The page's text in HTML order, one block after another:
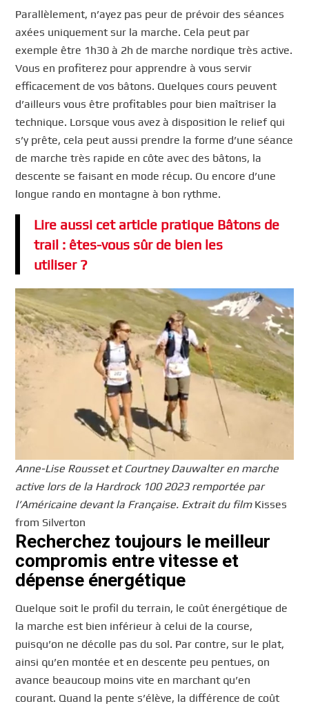
Parallèlement, n’ayez pas peur de prévoir des séances
axées uniquement sur la marche. Cela peut par
exemple être 1h30 à 2h de marche nordique très active.
Vous en profiterez pour apprendre à vous servir
efficacement de vos bâtons. Quelques cours peuvent
d’ailleurs vous être profitables pour bien maîtriser la
technique. Lorsque vous avez à disposition le relief qui
s’y prête, cela peut aussi prendre la forme d’une séance
de marche très rapide en côte avec des bâtons, la
descente se faisant en mode récup. Ou encore d’une
longue rando en montagne à bon rythme.
Lire aussi cet article pratique Bâtons de
trail : êtes-vous sûr de bien les
utiliser ?
Anne-Lise Rousset et Courtney Dauwalter en marche
active lors de la Hardrock 100 2023 remportée par
l’Américaine devant la Française. Extrait du film Kisses
from Silverton
Recherchez toujours le meilleur
compromis entre vitesse et
dépense énergétique
Quelque soit le profil du terrain, le coût énergétique de
la marche est bien inférieur à celui de la course,
puisqu’on ne décolle pas du sol. Par contre, sur le plat,
ainsi qu’en montée et en descente peu pentues, on
avance beaucoup moins vite en marchant qu’en
courant. Quand la pente s’élève, la différence de coût